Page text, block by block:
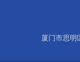
厦门市思明